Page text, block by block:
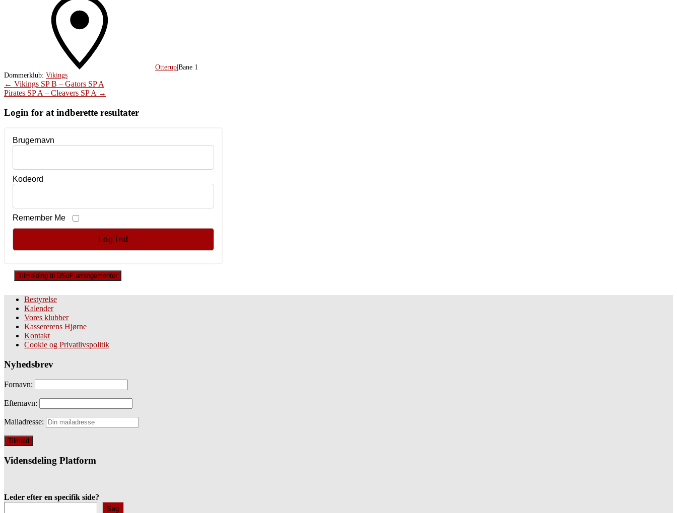
Otterup Bane 1
Dommerklub: Vikings
Post
navigation
← Vikings SP B – Gators SP A
Pirates SP A – Cleavers SP A →
Login for at indberette resultater
Brugernavn
Kodeord
Remember Me
Tilmelding til DSoF arrangementer
Bestyrelse
Kalender
Vores klubber
Kassererens Hjørne
Kontakt
Cookie og Privatlivspolitik
Nyhedsbrev
Fornavn:
Efternavn:
Mailadresse:
Vidensdeling Platform
Leder efter en specifik side?
Søg